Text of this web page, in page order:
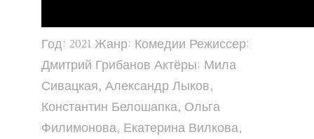
Год: 2021 Жанр: Комедии Режиссер:
Дмитрий Грибанов Актёры: Мила
Сивацкая, Александр Лыков,
Константин Белошапка, Ольга
Филимонова, Екатерина Вилкова,